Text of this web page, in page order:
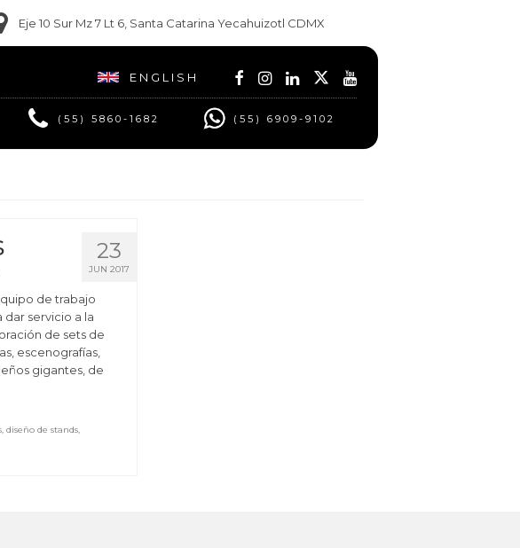
Eje 10 Sur Mz 7 Lt 6, Santa Catarina Yecahuizotl CDMX
ENGLISH
(55) 5860-1682 (55) 6909-9102
23
JUN 2017
de trabajo
servicio a la
de sets de
escenografías,
gigantes, de
,diseño de stands,